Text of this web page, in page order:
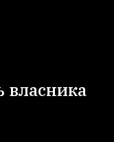
власника